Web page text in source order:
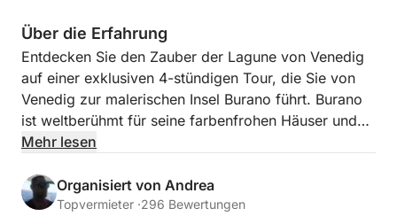
Über die Erfahrung
Entdecken Sie den Zauber der Lagune von Venedig
auf einer exklusiven 4-stündigen Tour, die Sie von
Venedig zur malerischen Insel Burano führt. Burano
ist weltberühmt für seine farbenfrohen Häuser und
sein authentisches Flair.
Nach der Abfahrt in Venedig durchquert das Schiff
die Lagune und bietet einzigartige Ausblicke auf die
Mehr lesen
Organisiert von Andrea
Topvermieter ·296 Bewertungen